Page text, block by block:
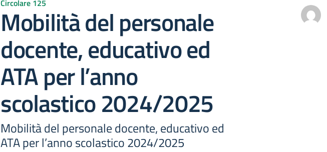
Circolare 125
Mobilità del personale
docente, educativo ed
ATA per l’anno
scolastico 2024/2025
Mobilità del personale docente, educativo ed
ATA per l’anno scolastico 2024/2025